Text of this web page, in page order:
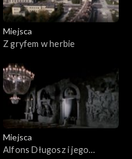
Miejsca
Z gryfem w herbie
Miejsca
Alfons Długosz i jego